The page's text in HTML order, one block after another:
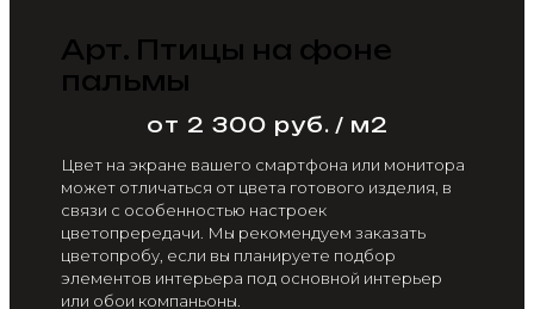
Арт. Птицы на фоне
пальмы
от 2 300 руб. / м2
Цвет на экране вашего смартфона или монитора
может отличаться от цвета готового изделия, в
связи с особенностью настроек
цветопрередачи. Мы рекомендуем заказать
цветопробу, если вы планируете подбор
элементов интерьера под основной интерьер
или обои компаньоны.